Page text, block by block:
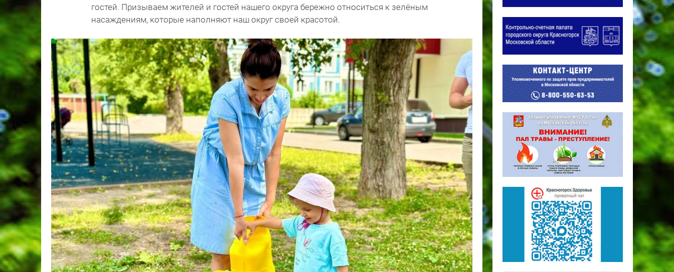
гостей. Призываем жителей и гостей нашего округа бережно относиться к зелёным
насаждениям, которые наполняют наш округ своей красотой.